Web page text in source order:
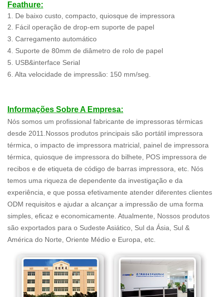
Feathure:
1. De baixo custo, compacto, quiosque de impressora
2. Fácil operação de drop-em suporte de papel
3. Carregamento automático
4. Suporte de 80mm de diâmetro de rolo de papel
5. USB&interface Serial
6. Alta velocidade de impressão: 150 mm/seg.
Informações Sobre A Empresa:
Nós somos um profissional fabricante de impressoras térmicas
desde 2011.Nossos produtos principais são portátil impressora
térmica, o impacto de impressora matricial, painel de impressora
térmica, quiosque de impressora do bilhete, POS impressora de
recibos e de etiqueta de código de barras impressora, etc. Nós
temos uma riqueza de dependente da investigação e da
experiência, e que possa efetivamente atender diferentes clientes
ODM requisitos e ajudar a alcançar a impressão de uma forma
simples, eficaz e economicamente. Atualmente, Nossos produtos
são exportados para o Sudeste Asiático, Sul da Ásia, Sul &
América do Norte, Oriente Médio e Europa, etc.